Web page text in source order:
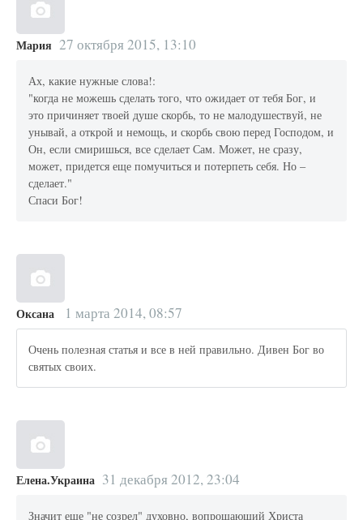
Мария 27 октября 2015, 13:10
Ах, какие нужные слова!:
"когда не можешь сделать того, что ожидает от тебя Бог, и
это причиняет твоей душе скорбь, то не малодушествуй, не
унывай, а открой и немощь, и скорбь свою перед Господом, и
Он, если смиришься, все сделает Сам. Может, не сразу,
может, придется еще помучиться и потерпеть себя. Но –
сделает."
Спаси Бог!
Оксана 1 марта 2014, 08:57
Очень полезная статья и все в ней правильно. Дивен Бог во
святых своих.
Елена.Украина 31 декабря 2012, 23:04
Значит еще "не созрел" духовно, вопрошающий Христа